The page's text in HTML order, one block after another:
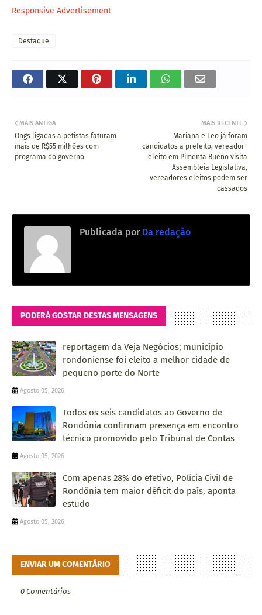
Responsive Advertisement
Destaque
MAIS RECENTE
Mariana e Leo já foram
candidatos a prefeito, vereador-
eleito em Pimenta Bueno visita
Assembleia Legislativa,
vereadores eleitos podem ser
cassados
MAIS ANTIGA
Ongs ligadas a petistas faturam
mais de R$55 milhões com
programa do governo
Publicada por Da redação
PODERÁ GOSTAR DESTAS MENSAGENS
reportagem da Veja Negócios; município
rondoniense foi eleito a melhor cidade de
pequeno porte do Norte
Agosto 05, 2026
Todos os seis candidatos ao Governo de
Rondônia confirmam presença em encontro
técnico promovido pelo Tribunal de Contas
Agosto 05, 2026
Com apenas 28% do efetivo, Polícia Civil de
Rondônia tem maior déficit do país, aponta
estudo
Agosto 05, 2026
ENVIAR UM COMENTÁRIO
0 Comentários